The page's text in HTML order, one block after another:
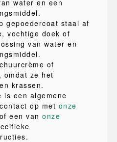
water en een
gepoedercoat staal af
vochtige doek of
van water en
of
omdat ze het
krassen.
is een algemene
op met onze
of een van onze